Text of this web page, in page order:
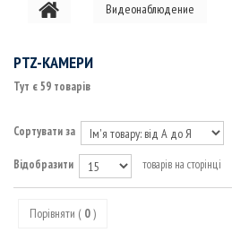
PON ОБЛАДНАННЯ
ОПТОВОЛОКОННЕ ОБЛАДНАННЯ
КАБЕЛЬНА ПРОДУКЦІЯ
МАРШРУТИЗАТОРИ
Видеонаблюдение
PTZ-КАМЕРИ
Тут є 59 товарів
Сортувати за
Відобразити товарів на сторінці
Порівняти ( 0)